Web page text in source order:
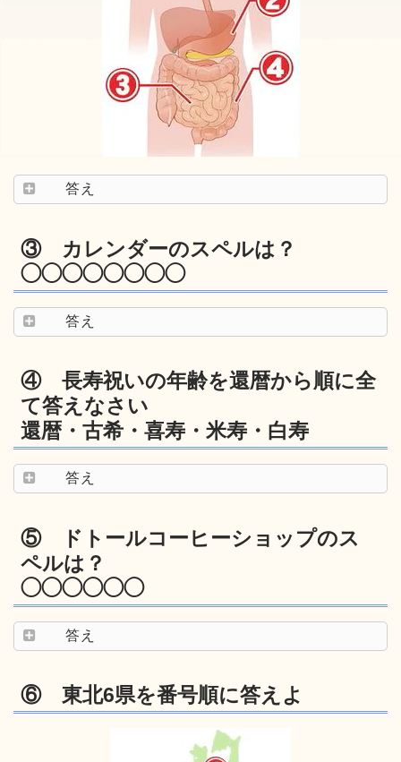
答え
③ カレンダーのスペルは？
◯◯◯◯◯◯◯◯
答え
④ 長寿祝いの年齢を還暦から順に全
て答えなさい
還暦・古希・喜寿・米寿・白寿
答え
⑤ ドトールコーヒーショップのス
ペルは？
◯◯◯◯◯◯
答え
⑥ 東北6県を番号順に答えよ